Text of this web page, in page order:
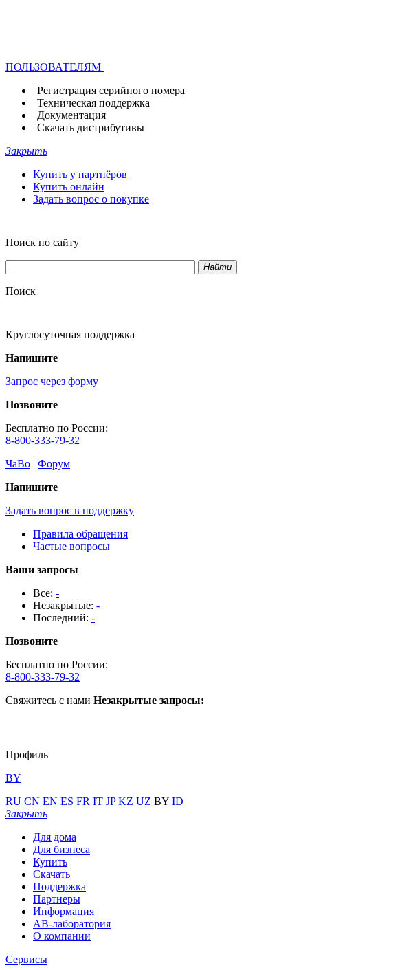
ПОЛЬЗОВАТЕЛЯМ
Регистрация серийного номера
Техническая поддержка
Документация
Скачать дистрибутивы
Закрыть
Купить у партнёров
Купить онлайн
Задать вопрос о покупке
Поиск по сайту
Найти
Поиск
Круглосуточная поддержка
Напишите
Запрос через форму
Позвоните
Бесплатно по России:
8-800-333-79-32
ЧаВо | Форум
Напишите
Задать вопрос в поддержку
Правила обращения
Частые вопросы
Ваши запросы
Все: -
Незакрытые: -
Последний: -
Позвоните
Бесплатно по России:
8-800-333-79-32
Свяжитесь с нами Незакрытые запросы:
Профиль
BY
RU CN EN ES FR IT JPKZ UZ BY ID
Закрыть
Для дома
Для бизнеса
Купить
Скачать
Поддержка
Партнеры
Информация
АВ-лаборатория
О компании
Сервисы